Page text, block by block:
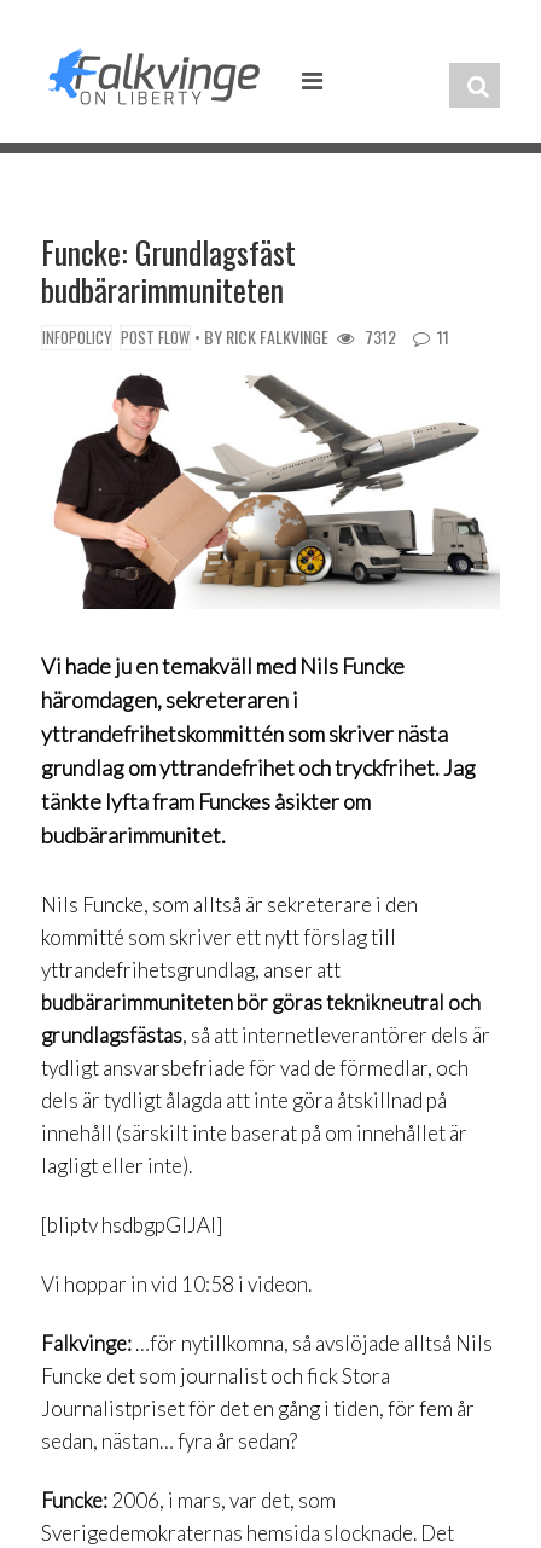
content
Funcke: Grundlagsfäst
budbärarimmuniteten
INFOPOLICY POST FLOW • BYRICK FALKVINGE 7312 11
Vi hade ju en temakväll med Nils Funcke
häromdagen, sekreteraren i
yttrandefrihetskommittén som skriver nästa
grundlag om yttrandefrihet och tryckfrihet. Jag
tänkte lyfta fram Funckes åsikter om
budbärarimmunitet.
Nils Funcke, som alltså är sekreterare i den
kommitté som skriver ett nytt förslag till
yttrandefrihetsgrundlag, anser att
budbärarimmuniteten bör göras teknikneutral och
grundlagsfästas, så att internetleverantörer dels är
tydligt ansvarsbefriade för vad de förmedlar, och
dels är tydligt ålagda att inte göra åtskillnad på
innehåll (särskilt inte baserat på om innehållet är
lagligt eller inte).
[bliptv hsdbgpGIJAI]
Vi hoppar in vid 10:58 i videon.
Falkvinge:…för nytillkomna, så avslöjade alltså Nils
Funcke det som journalist och fick Stora
Journalistpriset för det en gång i tiden, för fem år
sedan, nästan… fyra år sedan?
Funcke:2006, i mars, var det, som
Sverigedemokraternas hemsida slocknade. Det